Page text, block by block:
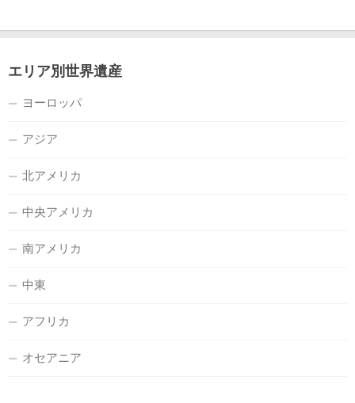
エリア別世界遺産
ヨーロッパ
アジア
北アメリカ
中央アメリカ
南アメリカ
中東
アフリカ
オセアニア